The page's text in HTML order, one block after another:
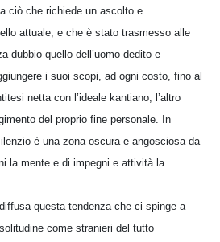
ciò che richiede un ascolto e
attuale, e che è stato trasmesso alle
dubbio quello dell’uomo dedito e
i suoi scopi, ad ogni costo, fino al
netta con l’ideale kantiano, l’altro
del proprio fine personale. In
è una zona oscura e angosciosa da
la mente e di impegni e attività la
questa tendenza che ci spinge a
come stranieri del tutto